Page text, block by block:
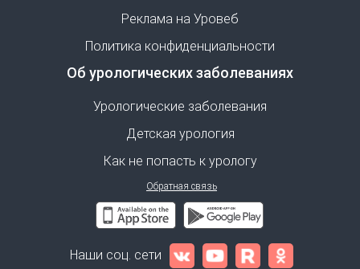
Реклама на Уровеб
Политика конфиденциальности
Об урологических заболеваниях
Урологические заболевания
Детская урология
Как не попасть к урологу
Обратная связь
Наши соц. сети